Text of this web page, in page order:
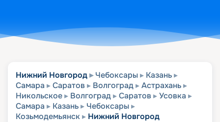
Нижний Новгород Чебоксары
Казань
Самара
Саратов Волгоград
Астрахань
Никольское
Волгоград Саратов
Усовка
Самара
Казань
Чебоксары
Козьмодемьянск
Нижний Новгород